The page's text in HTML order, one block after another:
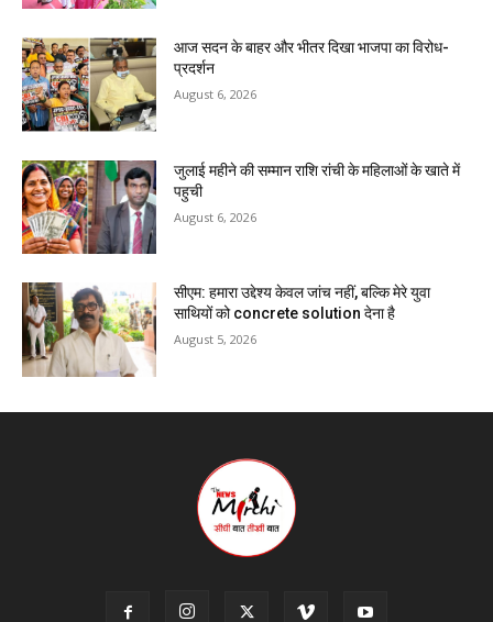
आज सदन के बाहर और भीतर दिखा भाजपा का विरोध-
प्रदर्शन
August 6, 2026
जुलाई महीने की सम्मान राशि रांची के महिलाओं के खाते में
पहुची
August 6, 2026
सीएम: हमारा उद्देश्य केवल जांच नहीं, बल्कि मेरे युवा
साथियों को concrete solution देना है
August 5, 2026